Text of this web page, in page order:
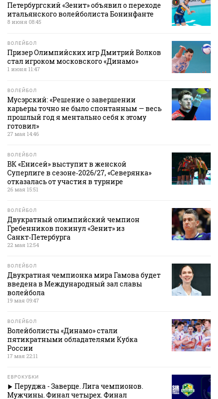
Петербургский «Зенит» объявил о переходе
итальянского волейболиста Бонинфанте
8 июня 08:45
ВОЛЕЙБОЛ
Призер Олимпийских игр Дмитрий Волков
стал игроком московского «Динамо»
1 июня 11:47
ВОЛЕЙБОЛ
Мусэрский: «Решение о завершении
карьеры точно не было спонтанным — весь
прошлый год я ментально себя к этому
готовил»
27 мая 14:46
ВОЛЕЙБОЛ
ВК «Енисей» выступит в женской
Суперлиге в сезоне‑2026/27, «Северянка»
отказалась от участия в турнире
26 мая 15:51
ВОЛЕЙБОЛ
Двукратный олимпийский чемпион
Гребенников покинул «Зенит» из
Санкт‑Петербурга
22 мая 12:54
ВОЛЕЙБОЛ
Двукратная чемпионка мира Гамова будет
введена в Международный зал славы
волейбола
19 мая 09:47
ВОЛЕЙБОЛ
Волейболисты «Динамо» стали
пятикратными обладателями Кубка
России
17 мая 22:11
ЕВРОКУБКИ
Перуджа - Заверце. Лига чемпионов.
Мужчины. Финал четырех. Финал